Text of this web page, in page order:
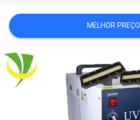
MAPA
DO
SITE
PRIVACY
MELHOR PREÇO